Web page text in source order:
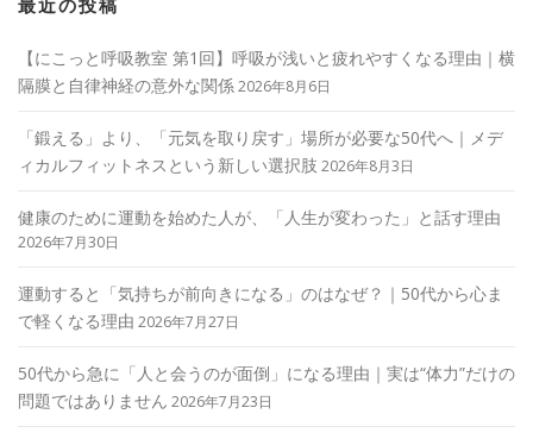
最近の投稿
【にこっと呼吸教室 第1回】呼吸が浅いと疲れやすくなる理由｜横
隔膜と自律神経の意外な関係2026年8月6日
「鍛える」より、「元気を取り戻す」場所が必要な50代へ｜メデ
ィカルフィットネスという新しい選択肢 2026年8月3日
健康のために運動を始めた人が、「人生が変わった」と話す理由
2026年7月30日
運動すると「気持ちが前向きになる」のはなぜ？｜50代から心ま
で軽くなる理由 2026年7月27日
50代から急に「人と会うのが面倒」になる理由｜実は“体力”だけの
問題ではありません 2026年7月23日